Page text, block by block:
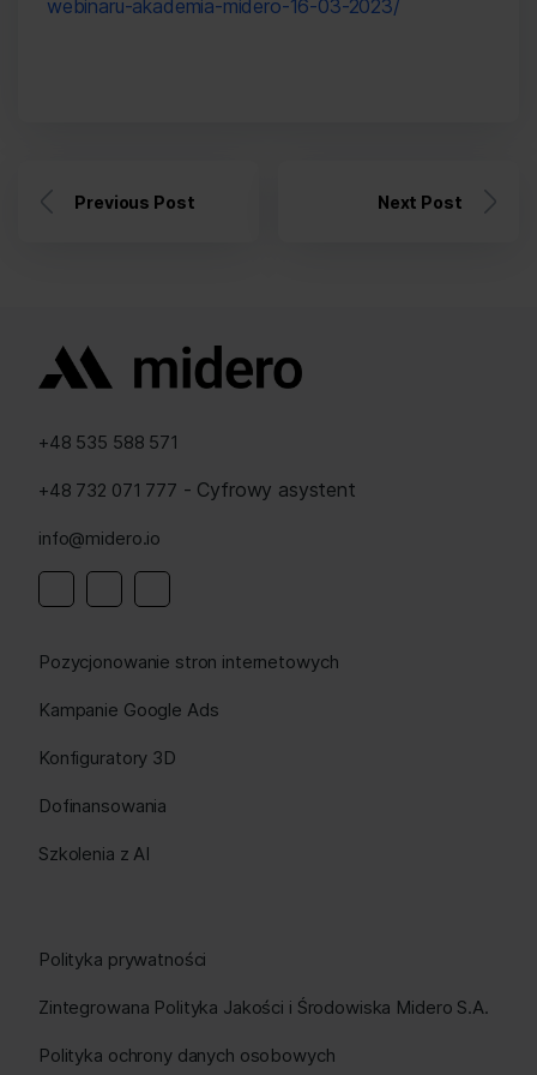
webinaru-akademia-midero-16-03-2023/
Previous Post Next Post
+48 535 588 571
+48 732 071 777 - Cyfrowy asystent
info@midero.io
Pozycjonowanie stron internetowych
Kampanie Google Ads
Konfiguratory 3D
Dofinansowania
Szkolenia z AI
Polityka prywatności
Zintegrowana Polityka Jakości i Środowiska Midero S.A.
Polityka ochrony danych osobowych